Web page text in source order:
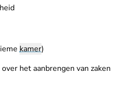
kamer)
het aanbrengen van zaken